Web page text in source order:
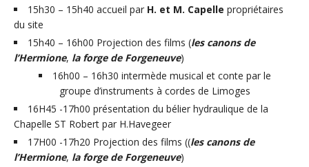
15h30 – 15h40 accueil par H. et M. Capelle propriétaires
du site
15h40 – 16h00 Projection des films (les canons de
l’Hermione, la forge de Forgeneuve)
16h00 – 16h30 intermède musical et conte par le
groupe d’instruments à cordes de Limoges
16H45 -17h00 présentation du bélier hydraulique de la
Chapelle ST Robert par H.Havegeer
17H00 -17h20 Projection des films ((les canons de
l’Hermione, la forge de Forgeneuve)